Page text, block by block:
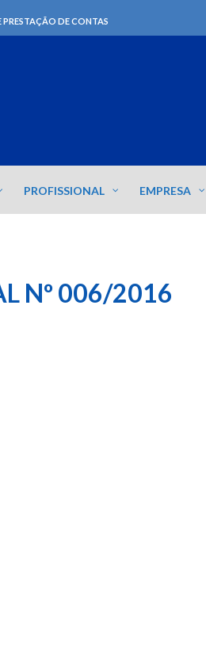
PRESTAÇÃO DE CONTAS
PROFISSIONAL EMPRESA
Nº 006/2016